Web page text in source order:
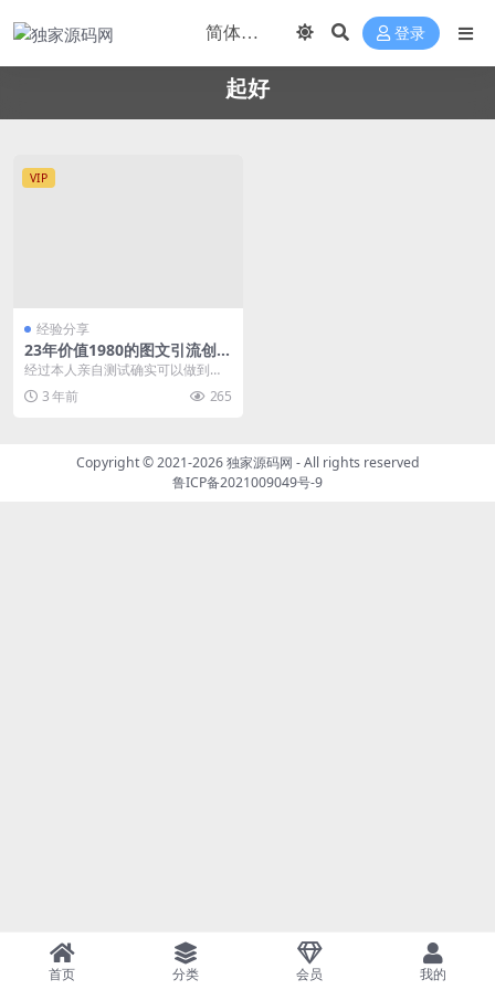
登录
起好
VIP
经验分享
23年价值1980的图文引流创业
粉螺旋起好技术暴力起粉加爆
经过本人亲自测试确实可以做到一
个快速起号，引流创业粉的一个方
法。 且创业粉质量特...
3 年前 265
Copyright © 2021-2026独家源码网 - All rights reserved
鲁ICP备2021009049号-9
首页 分类 会员 我的